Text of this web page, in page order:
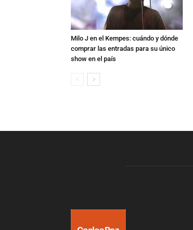
Milo J en el Kempes: cuándo y dónde
comprar las entradas para su único
show en el país